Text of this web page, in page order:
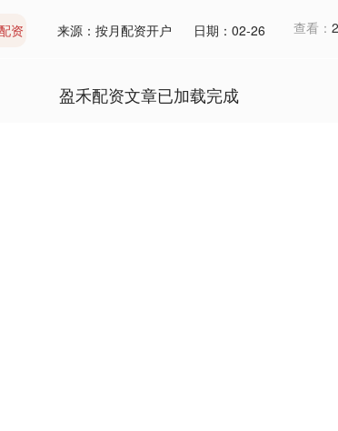
资 来源：按月配资开户 日期：02-26 查看：
盈禾配资文章已加载完成